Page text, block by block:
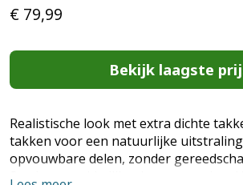
€ 79,99
Bekijk laagste
Realistische look met extra dichte
takken voor een natuurlijke
opvouwbare delen, zonder
Stevig en makkelijk schoon te maken